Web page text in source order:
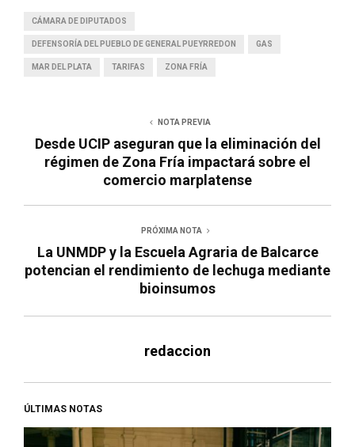
CÁMARA DE DIPUTADOS
DEFENSORÍA DEL PUEBLO DE GENERAL PUEYRREDON GAS
MAR DEL PLATA TARIFAS ZONA FRÍA
NOTA PREVIA
Desde UCIP aseguran que la eliminación del
régimen de Zona Fría impactará sobre el
comercio marplatense
PRÓXIMA NOTA
La UNMDP y la Escuela Agraria de Balcarce
potencian el rendimiento de lechuga mediante
bioinsumos
redaccion
ÚLTIMAS NOTAS